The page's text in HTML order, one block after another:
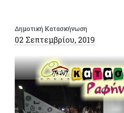
Δημοτική Κατασκήνωση
02 Σεπτεμβρίου, 2019